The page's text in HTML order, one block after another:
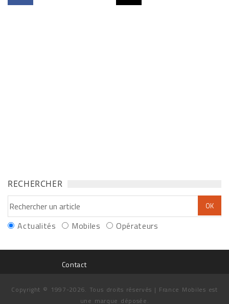
RECHERCHER
Actualités Mobiles Opérateurs
Contact
Copyright © 1997-2026. Tous droits réservés | France Mobiles est
une marque déposée.